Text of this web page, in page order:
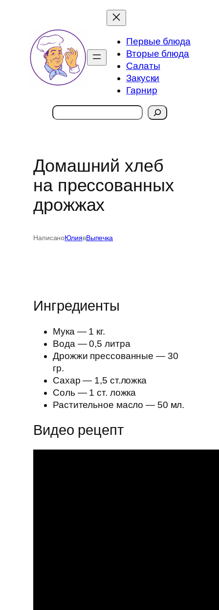
содержимому
Первые блюда
Вторые блюда
Салаты
Закуски
Гарнир
Поиск
Домашний хлеб
на прессованных
дрожжах
НаписаноЮлиявВыпечка
Ингредиенты
Мука — 1 кг.
Вода — 0,5 литра
Дрожжи прессованные — 30
гр.
Сахар — 1,5 ст.ложка
Соль — 1 ст. ложка
Растительное масло — 50 мл.
Видео рецепт